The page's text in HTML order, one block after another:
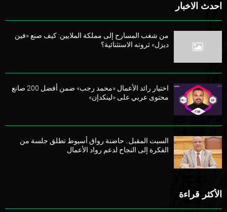
احدث الاخبار
من شغب المسارح إلى مملكة الملايين: كيف صنع «فين
ديزل» ثروته الاستثنائية؟
اختيار رائد الأعمال «محمد رجب» ضمن أفضل 200 صانع
محتوى عربي على «لينكدإن»
السبت المقبل.. حاضنة رواق أسيوط تطلق جلسة من
الفكرة إلى النجاح لدعم رواد الأعمال
الأكثر قراءة